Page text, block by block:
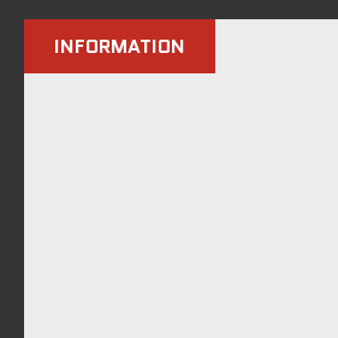
INFORMATION